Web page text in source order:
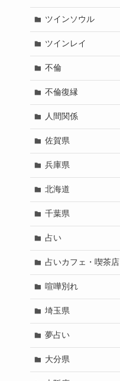
ツインソウル
ツインレイ
不倫
不倫復縁
人間関係
佐賀県
兵庫県
北海道
千葉県
占い
占いカフェ・喫茶店
喧嘩別れ
埼玉県
夢占い
大分県